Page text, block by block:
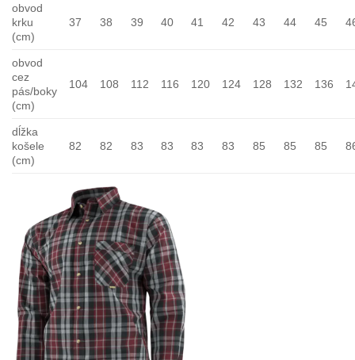
obvod
krku
(cm)
37 38 39 40 41 42 43 44 45
obvod
cez
pás/boky
(cm)
104 108 112 116 120 124 128 132 136
dĺžka
košele
(cm)
82 82 83 83 83 83 85 85 85